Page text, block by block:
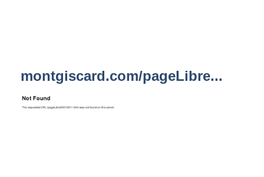
montgiscard.com/pageLibre...